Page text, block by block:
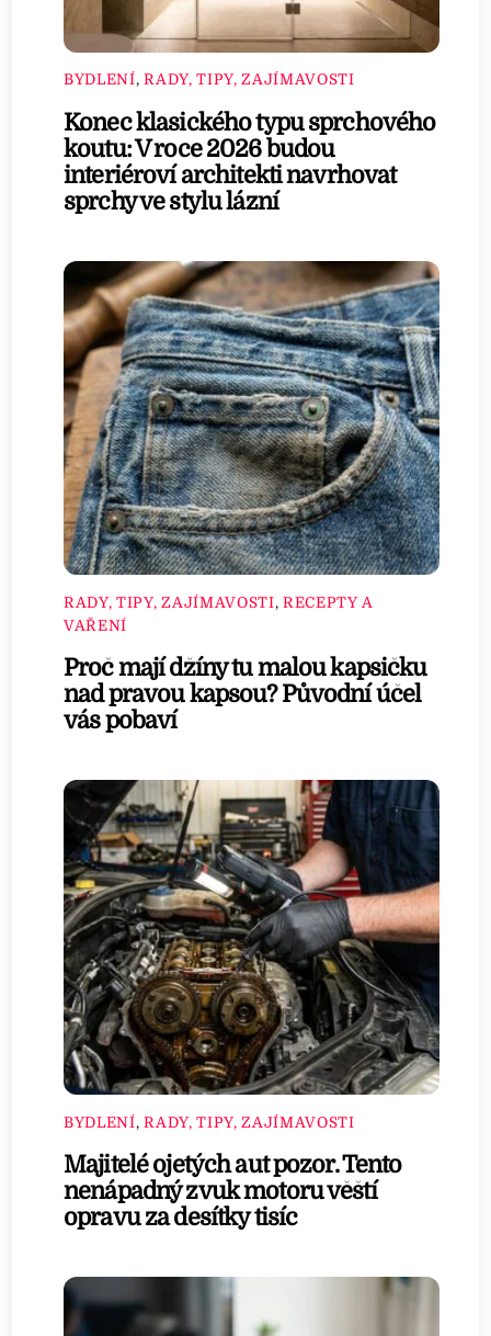
BYDLENÍ,RADY, TIPY, ZAJÍMAVOSTI
Konec klasického typu sprchového
koutu: V roce 2026 budou
interiéroví architekti navrhovat
sprchy ve stylu lázní
RADY, TIPY, ZAJÍMAVOSTI, RECEPTY A
VAŘENÍ
Proč mají džíny tu malou kapsičku
nad pravou kapsou? Původní účel
vás pobaví
BYDLENÍ,RADY, TIPY, ZAJÍMAVOSTI
Majitelé ojetých aut pozor. Tento
nenápadný zvuk motoru věští
opravu za desítky tisíc